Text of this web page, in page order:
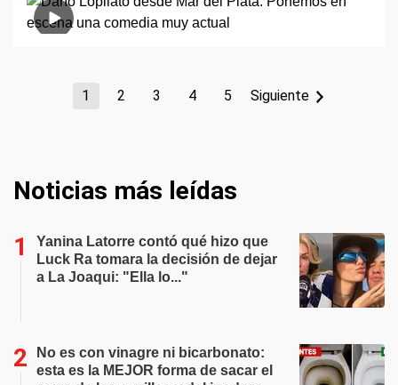
1 2 3 4 5 Siguiente
Noticias más leídas
Yanina Latorre contó qué hizo que
Luck Ra tomara la decisión de dejar
a La Joaqui: "Ella lo..."
No es con vinagre ni bicarbonato:
esta es la MEJOR forma de sacar el